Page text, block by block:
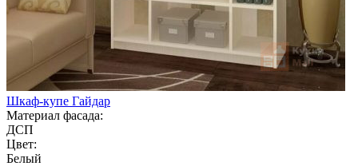
Шкаф-купе Гайдар
Материал фасада:
ДСП
Цвет:
Белый